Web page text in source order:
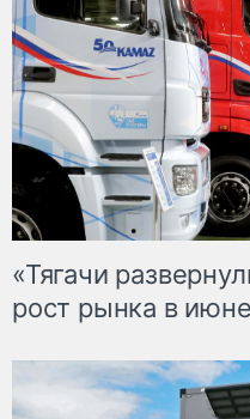
«Тягачи
рост рынка в